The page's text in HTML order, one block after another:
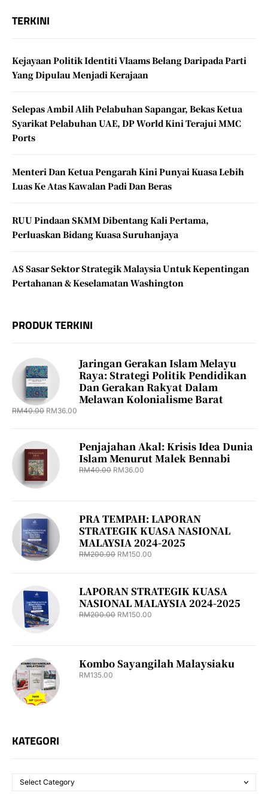
TERKINI
Kejayaan Politik Identiti Vlaams Belang Daripada Parti
Yang Dipulau Menjadi Kerajaan
Selepas Ambil Alih Pelabuhan Sapangar, Bekas Ketua
Syarikat Pelabuhan UAE, DP World Kini Terajui MMC
Ports
Menteri Dan Ketua Pengarah Kini Punyai Kuasa Lebih
Luas Ke Atas Kawalan Padi Dan Beras
RUU Pindaan SKMM Dibentang Kali Pertama,
Perluaskan Bidang Kuasa Suruhanjaya
AS Sasar Sektor Strategik Malaysia Untuk Kepentingan
Pertahanan & Keselamatan Washington
PRODUK TERKINI
Jaringan Gerakan Islam Melayu
Raya: Strategi Politik Pendidikan
Dan Gerakan Rakyat Dalam
Melawan Kolonialisme Barat
RM40.00 RM36.00
Penjajahan Akal: Krisis Idea Dunia
Islam Menurut Malek Bennabi
RM40.00 RM36.00
PRA TEMPAH: LAPORAN
STRATEGIK KUASA NASIONAL
MALAYSIA 2024-2025
RM200.00 RM150.00
LAPORAN STRATEGIK KUASA
NASIONAL MALAYSIA 2024-2025
RM200.00 RM150.00
Kombo Sayangilah Malaysiaku
RM135.00
KATEGORI